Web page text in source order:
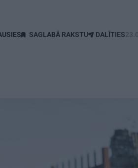
SAGLABĀ RAKSTU DALĪTIES